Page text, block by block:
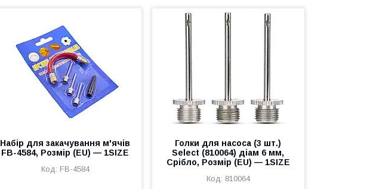
Набір для закачування м'ячів
FB-4584, Розмір (EU) — 1SIZE
FB-4584
Голки для насоса (3 шт.)
Select (810064) діам 6 мм,
Срібло, Розмір (EU) — 1SIZE
810064